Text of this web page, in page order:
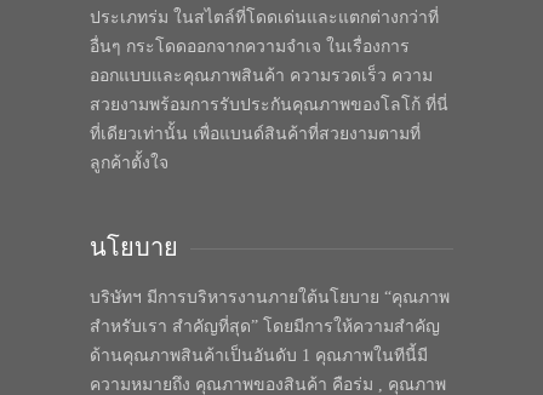
ประเภทร่ม ในสไตล์ที่โดดเด่นและแตกต่างกว่าที่
อื่นๆ กระโดดออกจากความจำเจ ในเรื่องการ
ออกแบบและคุณภาพสินค้า ความรวดเร็ว ความ
สวยงามพร้อมการรับประกันคุณภาพของโลโก้ ที่นี่
ที่เดียวเท่านั้น เพื่อแบนด์สินค้าที่สวยงามตามที่
ลูกค้าตั้งใจ
นโยบาย
บริษัทฯ มีการบริหารงานภายใต้นโยบาย “คุณภาพ
สำหรับเรา สำคัญที่สุด” โดยมีการให้ความสำคัญ
ด้านคุณภาพสินค้าเป็นอันดับ 1 คุณภาพในทีนี้มี
ความหมายถึง คุณภาพของสินค้า คือร่ม , คุณภาพ